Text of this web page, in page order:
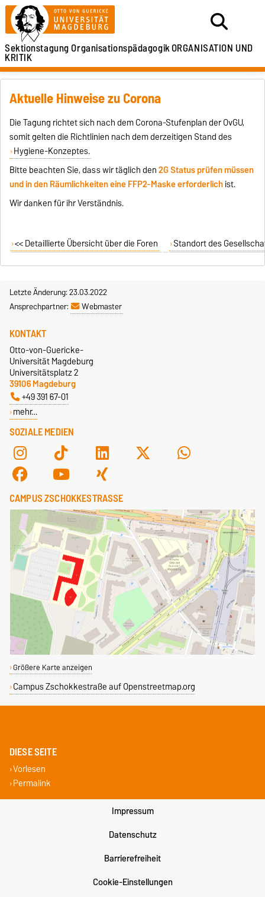
SektionstagungOrganisationspädagogikORGANISATION UND
KRITIK
Aktuelle Hinweise zu Corona
Die Tagung richtet sich nach dem Corona-Stufenplan der OvGU,
somit gelten die Richtlinien nach dem derzeitigen Stand des
Hygiene-Konzeptes.
Bitte beachten Sie, dass wir täglich den2G Status prüfen müssen
und in den Räumlichkeiten eine FFP2-Maske erforderlichist.
Wir danken für ihr Verständnis.
<< Detaillierte Übersicht über die Foren Standort des
Letzte Änderung: 23.03.2022
Ansprechpartner:
Webmaster
SOZIALE MEDIEN
KONTAKT
Otto-von-Guericke-
Universität Magdeburg
Universitätsplatz 2
39106 Magdeburg
+49 391 67-01
mehr…
CAMPUS ZSCHOKKESTRASSE
Größere Karte anzeigen
Campus Zschokkestraße auf Openstreetmap.org
DIESE SEITE
Vorlesen
Permalink
Impressum
Datenschutz
Barrierefreiheit
Cookie-Einstellungen